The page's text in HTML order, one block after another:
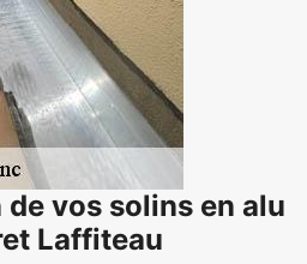
de vos solins en alu
Laffiteau